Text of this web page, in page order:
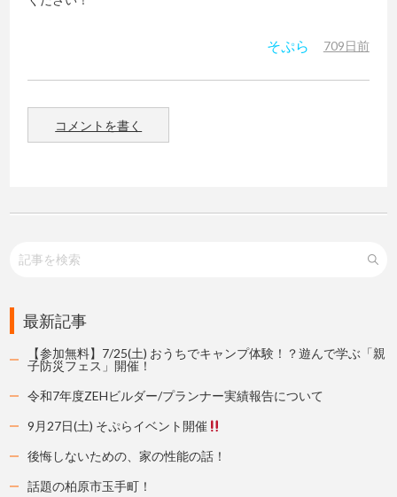
そぷら 709日前
コメントを書く
最新記事
【参加無料】7/25(土) おうちでキャンプ体験！？遊んで学ぶ「親
子防災フェス」開催！
令和7年度ZEHビルダー/プランナー実績報告について
9月27日(土) そぷらイベント開催
後悔しないための、家の性能の話！
話題の柏原市玉手町！